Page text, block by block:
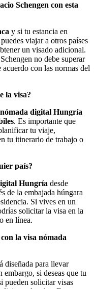
Schengen con esta
y si tu estancia en
viajar a otros países
un visado adicional.
no debe superar
con las normas del
la visa?
digital Hungría
. Es importante que
tu viaje,
tu itinerario de trabajo o
país?
Hungría desde
de la embajada húngara
Si vives en un
solicitar la visa en la
en línea.
la visa nómada
diseñada para llevar
si deseas que tu
pueden solicitar visas